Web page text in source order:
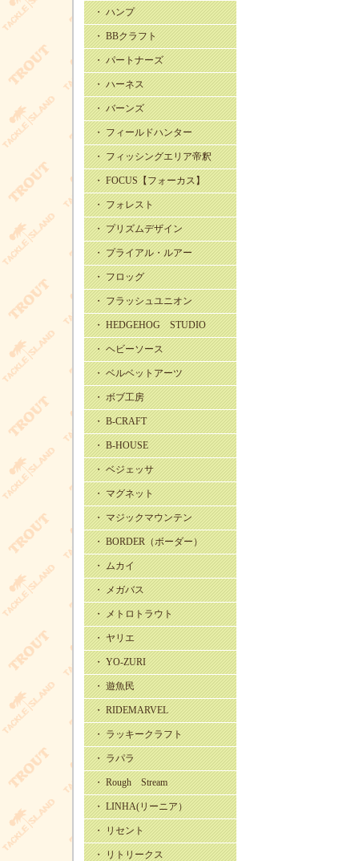
・ ハンプ
・ BBクラフト
・ パートナーズ
・ ハーネス
・ バーンズ
・ フィールドハンター
・ フィッシングエリア帝釈
・ FOCUS【フォーカス】
・ フォレスト
・ プリズムデザイン
・ プライアル・ルアー
・ フロッグ
・ フラッシュユニオン
・ HEDGEHOG STUDIO
・ ヘビーソース
・ ベルベットアーツ
・ ボブ工房
・ B-CRAFT
・ B-HOUSE
・ ベジェッサ
・ マグネット
・ マジックマウンテン
・ BORDER（ボーダー）
・ ムカイ
・ メガバス
・ メトロトラウト
・ ヤリエ
・ YO-ZURI
・ 遊魚民
・ RIDEMARVEL
・ ラッキークラフト
・ ラパラ
・ Rough Stream
・ LINHA(リーニア）
・ リセント
・ リトリークス